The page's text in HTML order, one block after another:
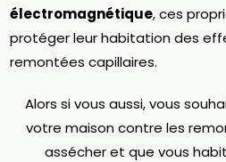
électromagnétique, ces
protéger leur habitation des
remontées capillaires.
Alors si vous aussi, vous
votre maison contre les
assécher et que vous